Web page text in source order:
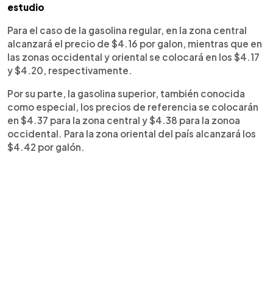
estudio
Para el caso de la gasolina regular, en la zona central
alcanzará el precio de $4.16 por galon, mientras que en
las zonas occidental y oriental se colocará en los $4.17
y $4.20, respectivamente.
Por su parte, la gasolina superior, también conocida
como especial, los precios de referencia se colocarán
en $4.37 para la zona central y $4.38 para la zonoa
occidental. Para la zona oriental del país alcanzará los
$4.42 por galón.